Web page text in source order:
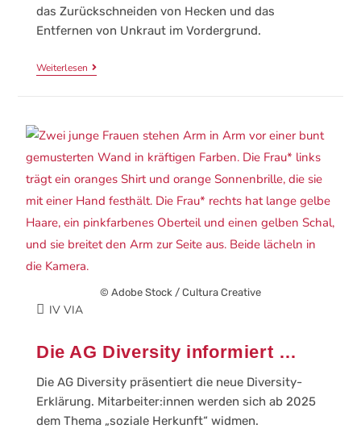
das Zurückschneiden von Hecken und das
Entfernen von Unkraut im Vordergrund.
Weiterlesen
© Adobe Stock / Cultura Creative
IV VIA
Die AG Diversity informiert …
Die AG Diversity präsentiert die neue Diversity-
Erklärung. Mitarbeiter:innen werden sich ab 2025
dem Thema „soziale Herkunft“ widmen.